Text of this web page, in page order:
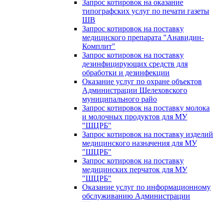
Запрос котировок на оказание
типографских услуг по печати газеты
ШВ
Запрос котировок на поставку
медициского препарата "Анавидин-
Комплит"
Запрос котировок на поставку
дезинфицирующих средств для
обработки и дезинфекции
Оказание услуг по охране объектов
Администрации Шелеховского
муниципального райо
Запрос котировок на поставку молока
и молочных продуктов для МУ
"ШЦРБ"
Запрос котировок на поставку изделий
медицинского назначения для МУ
"ШЦРБ"
Запрос котировок на поставку
медицинских перчаток для МУ
"ШЦРБ"
Оказание услуг по информационному
обслуживанию Администрации